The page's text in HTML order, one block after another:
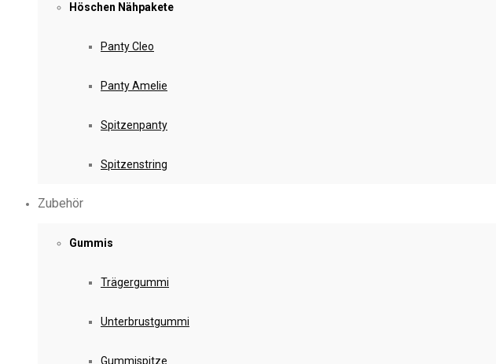
Höschen Nähpakete
Panty Cleo
Panty Amelie
Spitzenpanty
Spitzenstring
Zubehör
Gummis
Trägergummi
Unterbrustgummi
Gummispitze